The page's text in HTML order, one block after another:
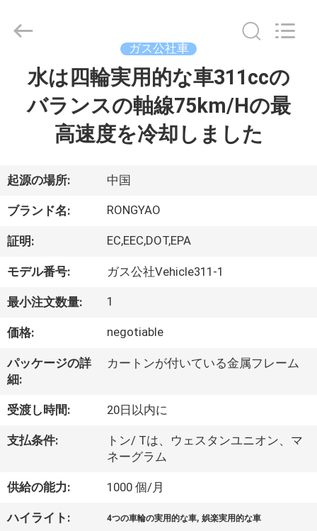
ダ
ク
ト
私
に
つ
い
て
工
場
Shanghai
Rongyao
Reserved.
ガス公社車
水は四輪実用的な車311ccの
バランスの軸線75km/Hの最
高速度を冷却しました
起源の場所: 中国
ブランド名: RONGYAO
証明: EC,EEC,DOT,EPA
モデル番号: ガス公社Vehicle311-1
最小注文数量: 1
価格: negotiable
パッケージの詳
細:
カートンが付いている金属フレーム
受渡し時間: 20日以内に
支払条件:
トン/ Tは、ウェスタンユニオン、マ
ネーグラム
供給の能力: 1000 個/月
ハイライト: 4つの車輪の実用的な車,娯楽実用的な車